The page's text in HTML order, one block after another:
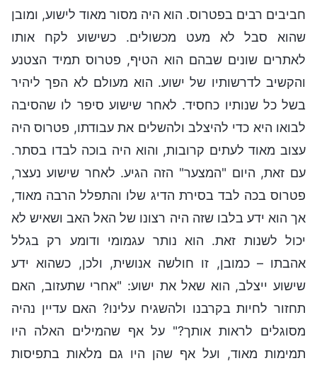
חביבים רבים בפטרוס. הוא היה מסור מאוד לישוע, ומובן
שהוא סבל לא מעט מכשולים. כשישוע לקח אותו
לאתרים שונים שבהם הוא הטיף, פטרוס תמיד הצטנע
והקשיב לדרשותיו של ישוע. הוא מעולם לא הפך ליהיר
בשל כל שנותיו כחסיד. לאחר שישוע סיפר לו שהסיבה
לבואו היא כדי להיצלב ולהשלים את עבודתו, פטרוס היה
עצוב מאוד לעתים קרובות, והוא היה בוכה לבדו בסתר.
עם זאת, היום "המצער" הזה הגיע. לאחר שישוע נעצר,
פטרוס בכה לבד בסירת הדיג שלו והתפלל הרבה מאוד,
אך הוא ידע בלבו שזה היה רצונו של האל האב ושאיש לא
יכול לשנות זאת. הוא נותר עגמומי ודומע רק בגלל
אהבתו – כמובן, זו חולשה אנושית, ולכן, כשהוא ידע
שישוע ייצלב, הוא שאל את ישוע: "אחרי שתעזוב, האם
תחזור לחיות בקרבנו ולהשגיח עלינו? האם עדיין נהיה
מסוגלים לראות אותך?" על אף שהמילים האלה היו
תמימות מאוד, ועל אף שהן היו גם מלאות בתפיסות